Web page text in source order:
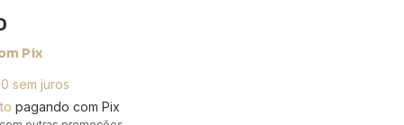
Pix
sem juros
pagando com Pix